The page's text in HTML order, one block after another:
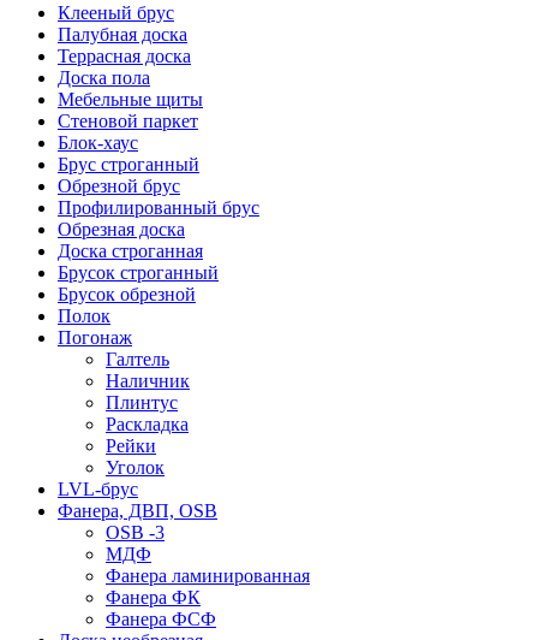
Клееный брус
Палубная доска
Террасная доска
Доска пола
Мебельные щиты
Стеновой паркет
Блок-хаус
Брус строганный
Обрезной брус
Профилированный брус
Обрезная доска
Доска строганная
Брусок строганный
Брусок обрезной
Полок
Погонаж
Галтель
Наличник
Плинтус
Раскладка
Рейки
Уголок
LVL-брус
Фанера, ДВП, OSB
OSB -3
МДФ
Фанера ламинированная
Фанера ФК
Фанера ФСФ